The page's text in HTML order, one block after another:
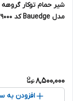
مدل Bauedge کد 29039000
8,500,000
افزودن به